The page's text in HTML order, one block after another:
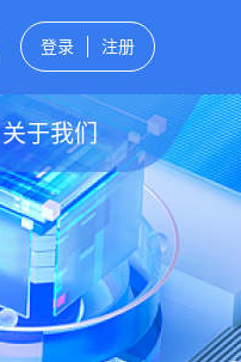
登录 注册
关于我们